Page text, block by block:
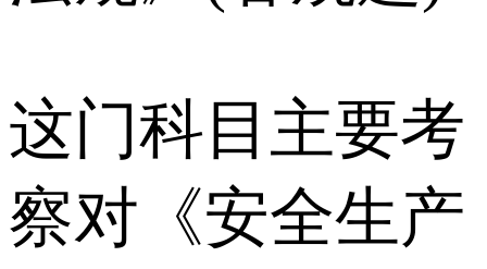
这门科目主要考
察对《安全生产